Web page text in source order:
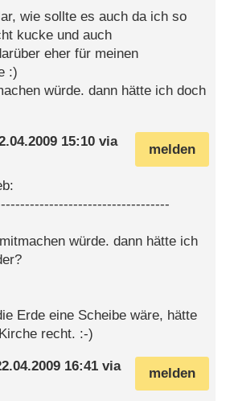
wie sollte es auch da ich so
kucke und auch
eher für meinen
:)
würde. dann hätte ich doch
melden
15:10 via
würde. dann hätte ich
Erde eine Scheibe wäre, hätte
recht. :-)
melden
16:41 via